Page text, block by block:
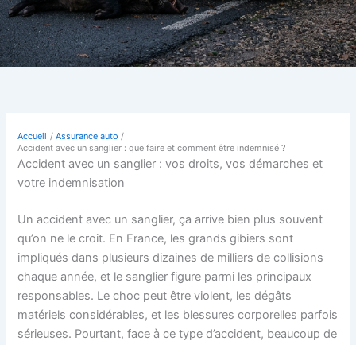
Accueil
Assurance auto
Accident avec un sanglier : que faire et comment être indemnisé ?
Accident avec un sanglier : vos droits, vos démarches et
votre indemnisation
Un accident avec un sanglier, ça arrive bien plus souvent
qu’on ne le croit. En France, les grands gibiers sont
impliqués dans plusieurs dizaines de milliers de collisions
chaque année, et le sanglier figure parmi les principaux
responsables. Le choc peut être violent, les dégâts
matériels considérables, et les blessures corporelles parfois
sérieuses. Pourtant, face à ce type d’accident, beaucoup de